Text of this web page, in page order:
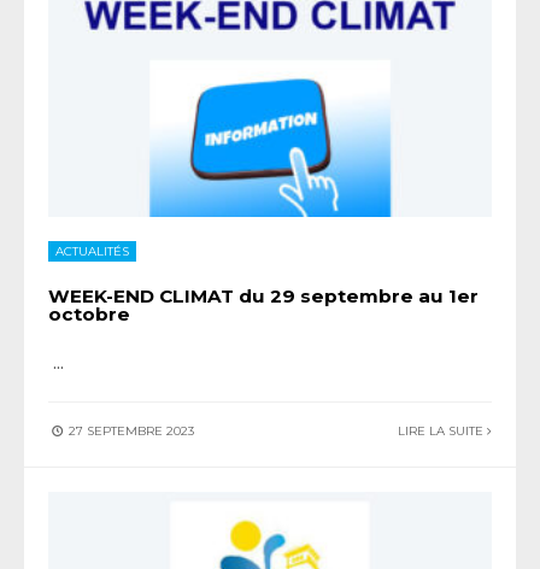
ACTUALITÉS
WEEK-END CLIMAT du 29 septembre au 1er
octobre
...
27 SEPTEMBRE 2023 LIRE LA SUITE